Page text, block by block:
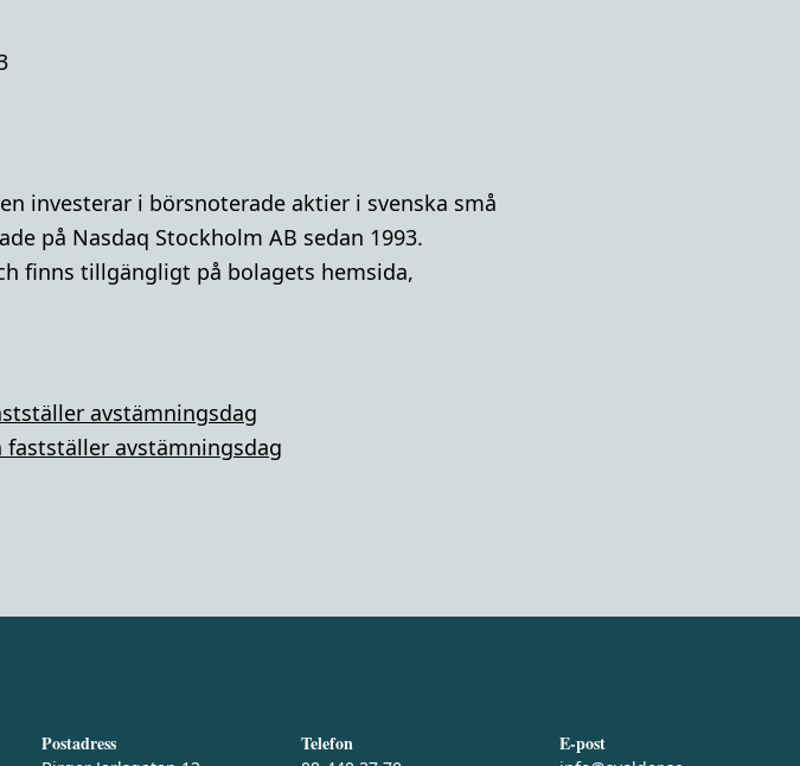
investerar i börsnoterade aktier i svenska små
på Nasdaq Stockholm AB sedan 1993.
finns tillgängligt på bolagets hemsida,
avstämningsdag
fastställer avstämningsdag
Postadress Telefon E-post